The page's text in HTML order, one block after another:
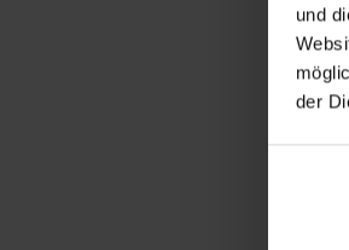
und
der